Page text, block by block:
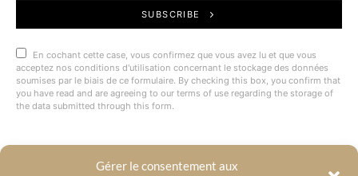
Gérer le consentement aux
SUBSCRIBE
En cochant cette case, vous confirmez que vous avez lu et que vous
acceptez nos conditions d'utilisation concernant le stockage des données
soumises par le biais de ce formulaire. By checking this box, you confirm that
you have read and are agreeing to our terms of use regarding the storage of
the data submitted through this form.
@BYRACKEL